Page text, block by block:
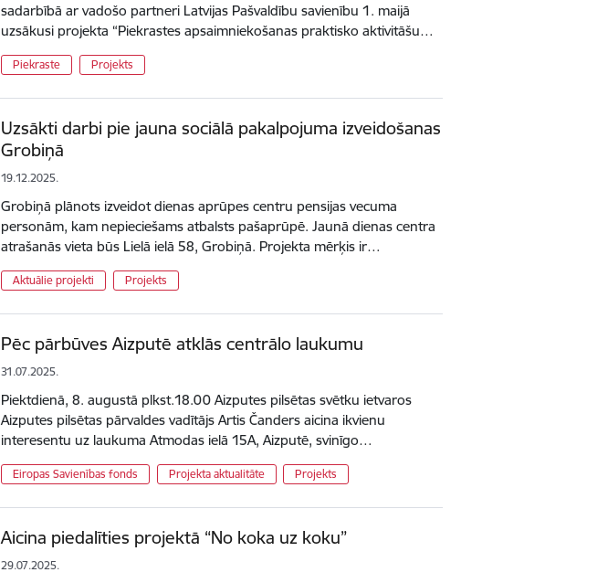
sadarbībā ar vadošo partneri Latvijas Pašvaldību savienību 1. maijā
uzsākusi projekta “Piekrastes apsaimniekošanas praktisko aktivitāšu…
Piekraste Projekts
Uzsākti darbi pie jauna sociālā pakalpojuma izveidošanas
Grobiņā
19.12.2025.
Grobiņā plānots izveidot dienas aprūpes centru pensijas vecuma
personām, kam nepieciešams atbalsts pašaprūpē. Jaunā dienas centra
atrašanās vieta būs Lielā ielā 58, Grobiņā. Projekta mērķis ir…
Aktuālie projekti Projekts
Pēc pārbūves Aizputē atklās centrālo laukumu
31.07.2025.
Piektdienā, 8. augustā plkst.18.00 Aizputes pilsētas svētku ietvaros
Aizputes pilsētas pārvaldes vadītājs Artis Čanders aicina ikvienu
interesentu uz laukuma Atmodas ielā 15A, Aizputē, svinīgo…
Eiropas Savienības fonds Projekta aktualitāte Projekts
Aicina piedalīties projektā “No koka uz koku”
29.07.2025.